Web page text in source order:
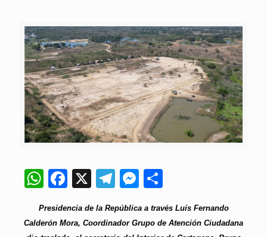
WhatsApp
Facebook
X Telegram
Messenger
Presidencia de la República a través Luís Fernando
Calderón Mora, Coordinador Grupo de Atención Ciudadana